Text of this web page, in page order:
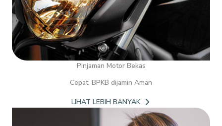
Pinjaman Motor Bekas
Cepat, BPKB dijamin Aman
LIHAT LEBIH BANYAK